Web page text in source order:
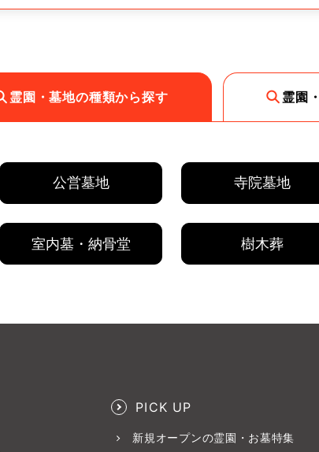
霊園・墓地の種類から探す 霊園
公営墓地 寺院墓地
室内墓・納骨堂 樹木葬
PICK UP
新規オープンの霊園・お墓特集